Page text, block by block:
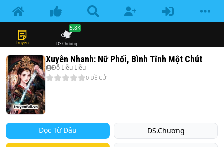
Truyện DS.Chương
5.8K
Xuyên Nhanh: Nữ Phối, Bình Tĩnh Một Chút
Đỗ Liễu Liễu
0 ĐỀ CỬ
Đọc Từ Đầu DS.Chương